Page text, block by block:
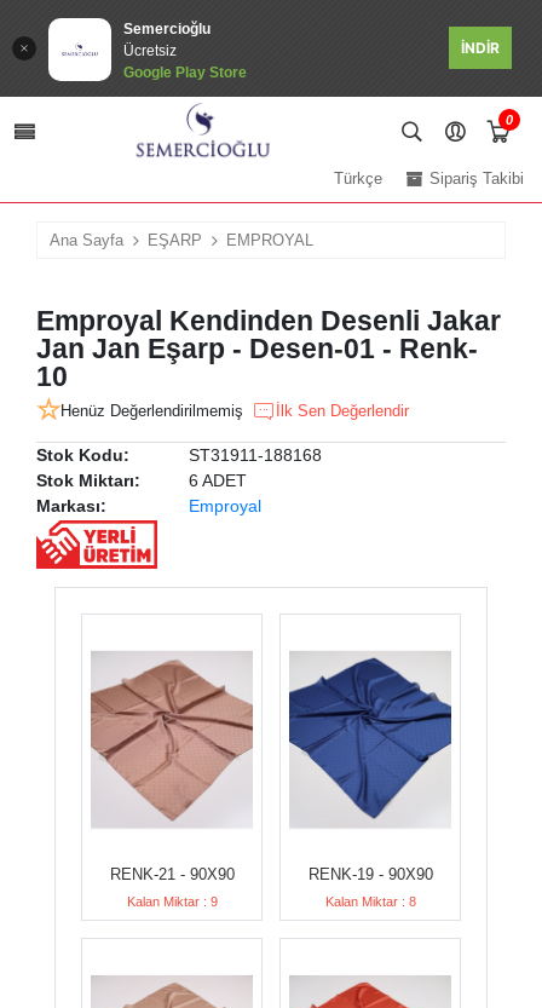
Semercioğlu
Ücretsiz
Google Play Store
İNDİR
0
Sipariş Takibi
Türkçe
Ana Sayfa EŞARP EMPROYAL
Emproyal Kendinden Desenli Jakar
Jan Jan Eşarp - Desen-01 - Renk-
10
Henüz Değerlendirilmemiş İlk Sen Değerlendir
Stok Kodu:
ST31911-188168
Stok Miktarı:
6 ADET
Markası:
Emproyal
RENK-21 - 90X90
Kalan Miktar : 9
RENK-19 - 90X90
Kalan Miktar : 8